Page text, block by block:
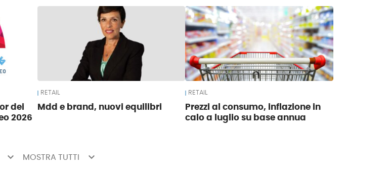
dei
2026
RETAIL
Mdd e brand, nuovi equilibri
RETAIL
Prezzi al consumo, inflazione in
calo a luglio su base annua
keyboard_arrow_down MOSTRA TUTTI keyboard_arrow_down